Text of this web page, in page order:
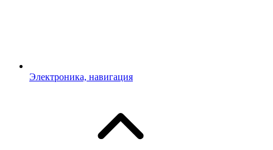
Электроника, навигация